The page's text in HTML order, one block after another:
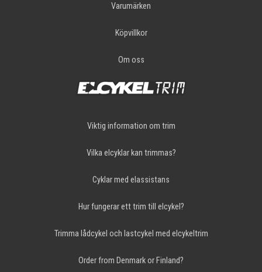
Varumärken
Köpvillkor
Om oss
Viktig information om trim
Vilka elcyklar kan trimmas?
Cyklar med elassistans
Hur fungerar ett trim till elcykel?
Trimma lådcykel och lastcykel med elcykeltrim
Order from Denmark or Finland?